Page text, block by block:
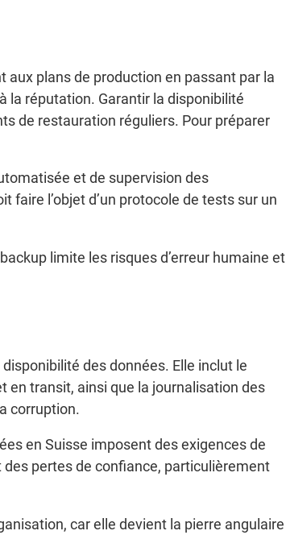
plans de production en passant par la
la réputation. Garantir la disponibilité
de restauration réguliers. Pour préparer
et de supervision des
l’objet d’un protocole de tests sur un
limite les risques d’erreur humaine et
des données. Elle inclut le
en transit, ainsi que la journalisation des
corruption.
en Suisse imposent des exigences de
pertes de confiance, particulièrement
car elle devient la pierre angulaire